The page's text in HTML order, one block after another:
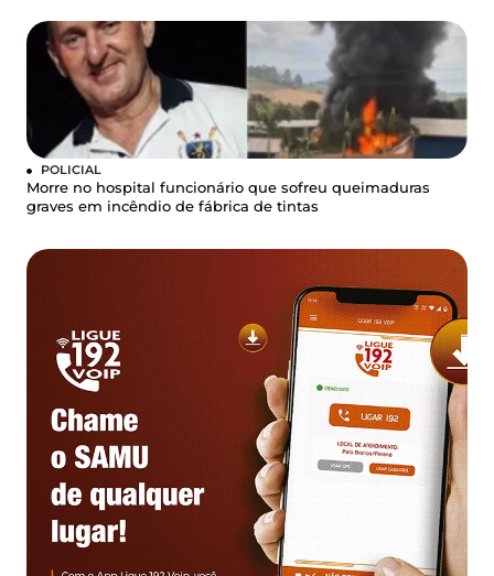
POLICIAL
Morre no hospital funcionário que sofreu queimaduras
graves em incêndio de fábrica de tintas